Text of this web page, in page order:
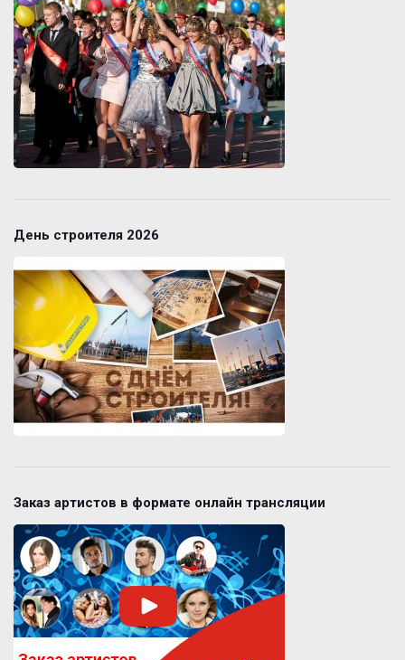
День строителя 2026
Заказ артистов в формате онлайн трансляции